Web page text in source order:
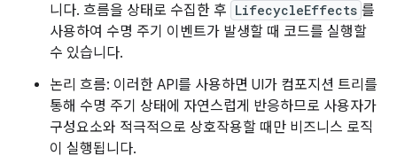
니다. 흐름을 상태로 수집한 후 LifecycleEffects 를
사용하여 수명 주기 이벤트가 발생할 때 코드를 실행할
수 있습니다.
논리 흐름: 이러한 API를 사용하면 UI가 컴포지션 트리를
통해 수명 주기 상태에 자연스럽게 반응하므로 사용자가
구성요소와 적극적으로 상호작용할 때만 비즈니스 로직
이 실행됩니다.